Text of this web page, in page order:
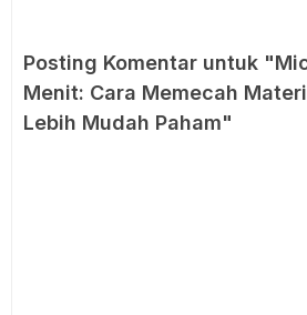
Posting Komentar untuk
Menit: Cara Memecah
Lebih Mudah Paham"